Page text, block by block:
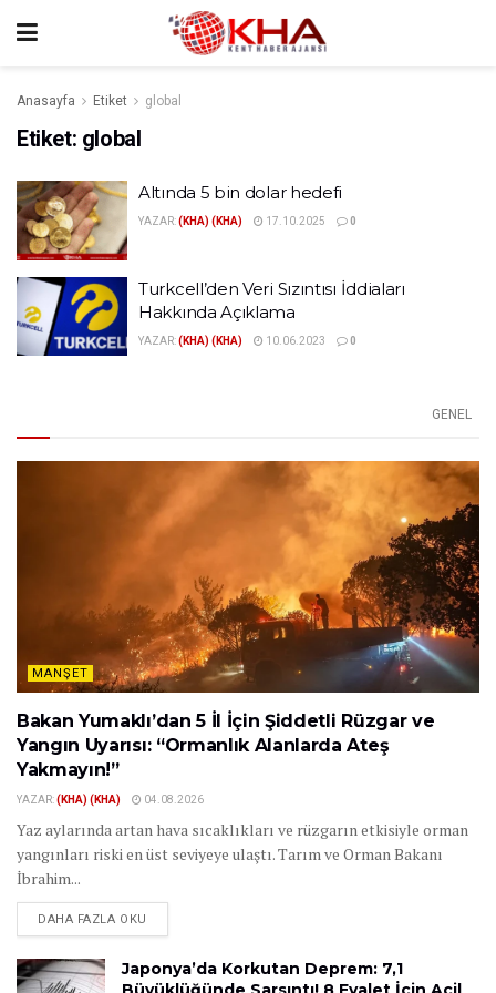
Anasayfa Etiket global
Etiket: global
Altında 5 bin dolar hedefi
YAZAR:(KHA) (KHA) 17.10.2025 0
Turkcell’den Veri Sızıntısı İddiaları
Hakkında Açıklama
YAZAR:(KHA) (KHA) 10.06.2023 0
GENEL
MANŞET
Bakan Yumaklı’dan 5 İl İçin Şiddetli Rüzgar ve
Yangın Uyarısı: “Ormanlık Alanlarda Ateş
Yakmayın!”
YAZAR:(KHA) (KHA) 04.08.2026
Yaz aylarında artan hava sıcaklıkları ve rüzgarın etkisiyle orman
yangınları riski en üst seviyeye ulaştı. Tarım ve Orman Bakanı
İbrahim...
DAHA FAZLA OKU
Japonya’da Korkutan Deprem: 7,1